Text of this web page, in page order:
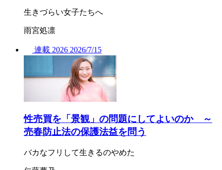
生きづらい女子たちへ
雨宮処凛
連載 2026 2026/7/15
性売買を「景観」の問題にしてよいのか ～
売春防止法の保護法益を問う
バカなフリして生きるのやめた